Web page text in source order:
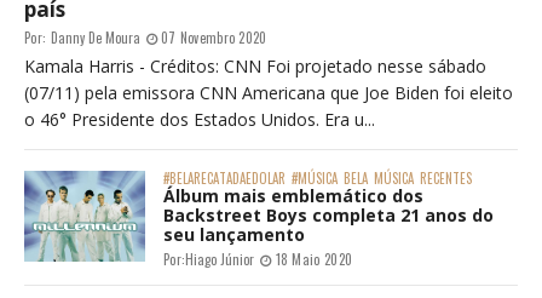
país
Por: Danny De Moura 07 Novembro 2020
Kamala Harris - Créditos: CNN Foi projetado nesse sábado
(07/11) pela emissora CNN Americana que Joe Biden foi eleito
o 46° Presidente dos Estados Unidos. Era u...
#BELARECATADAEDOLAR #MÚSICA BELA MÚSICA RECENTES
Álbum mais emblemático dos
Backstreet Boys completa 21 anos do
seu lançamento
Por:Hiago Júnior 18 Maio 2020